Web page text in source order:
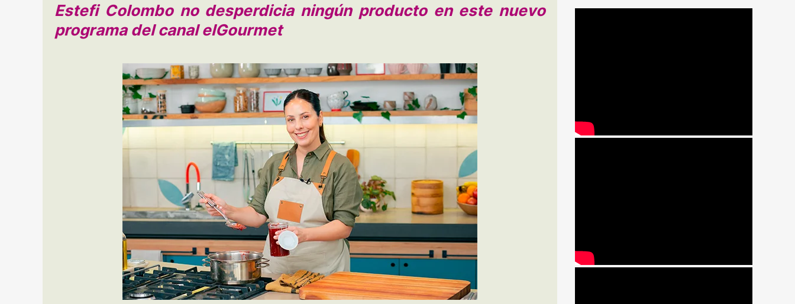
Estefi Colombo no desperdicia ningún producto en este nuevo
programa del canal elGourmet